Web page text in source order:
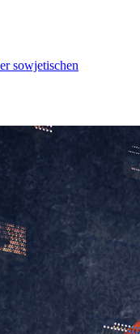
sowjetischen